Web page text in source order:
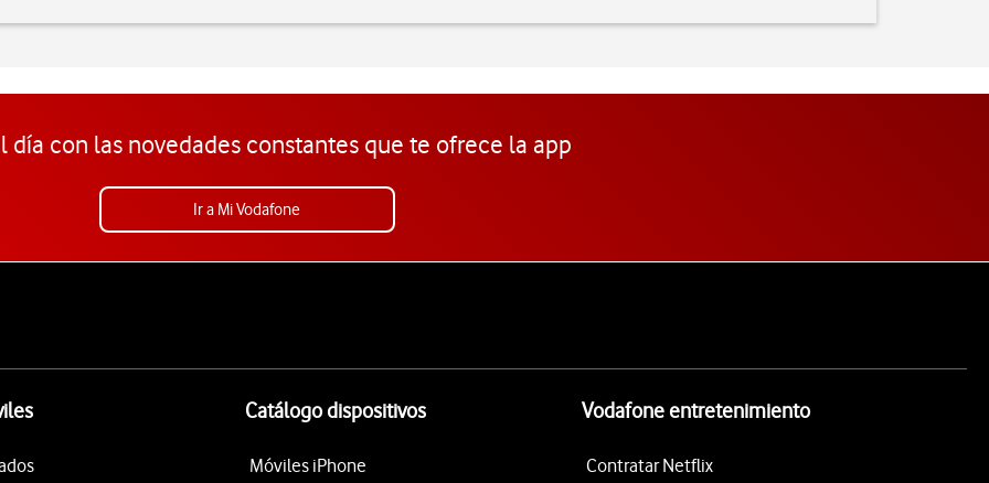
día con las novedades constantes que te ofrece la app
Ir a Mi Vodafone
Catálogo dispositivos
Móviles iPhone
Vodafone entretenimiento
Contratar Netflix